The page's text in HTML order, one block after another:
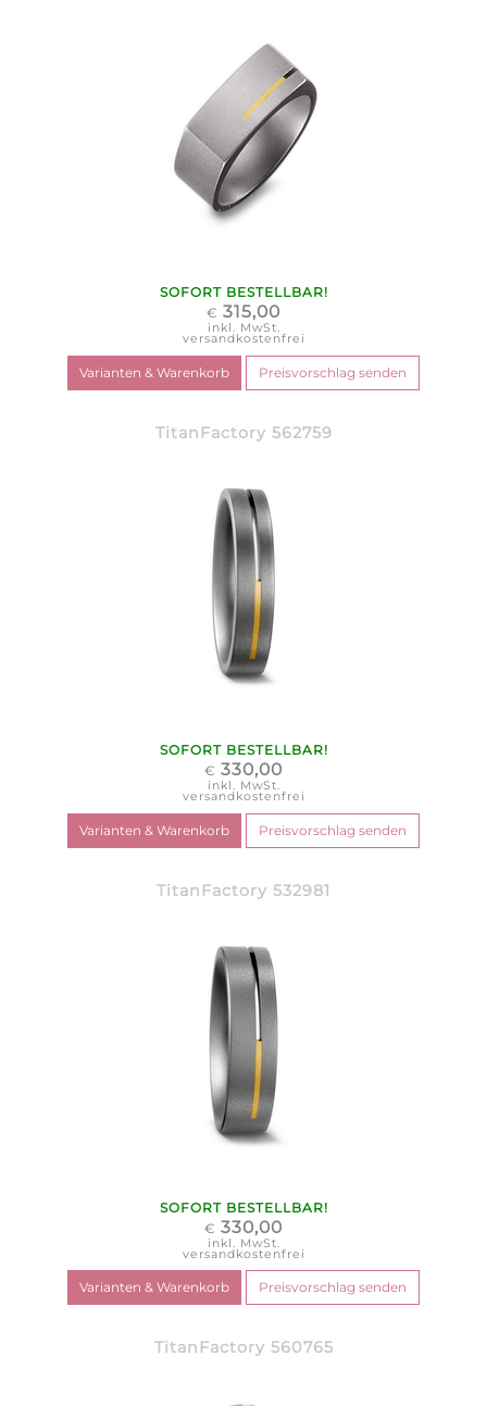
SOFORT BESTELLBAR!
€ 315,00
inkl. MwSt.
versandkostenfrei
TitanFactory 562759
SOFORT BESTELLBAR!
€ 330,00
inkl. MwSt.
versandkostenfrei
TitanFactory 532981
SOFORT BESTELLBAR!
€ 330,00
inkl. MwSt.
versandkostenfrei
TitanFactory 560765